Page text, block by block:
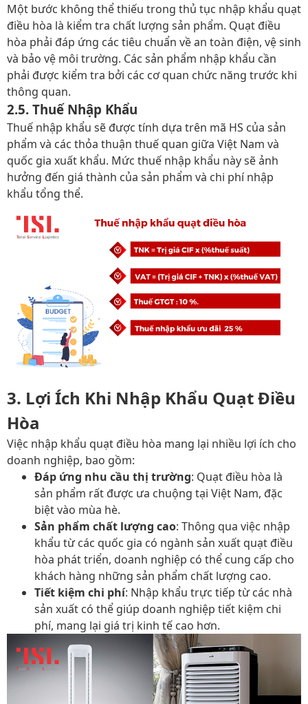
Một bước không thể thiếu trong thủ tục nhập khẩu quạt
điều hòa là kiểm tra chất lượng sản phẩm. Quạt điều
hòa phải đáp ứng các tiêu chuẩn về an toàn điện, vệ sinh
và bảo vệ môi trường. Các sản phẩm nhập khẩu cần
phải được kiểm tra bởi các cơ quan chức năng trước khi
thông quan.
2.5. Thuế Nhập Khẩu
Thuế nhập khẩu sẽ được tính dựa trên mã HS của sản
phẩm và các thỏa thuận thuế quan giữa Việt Nam và
quốc gia xuất khẩu. Mức thuế nhập khẩu này sẽ ảnh
hưởng đến giá thành của sản phẩm và chi phí nhập
khẩu tổng thể.
3. Lợi Ích Khi Nhập Khẩu Quạt Điều
Hòa
Việc nhập khẩu quạt điều hòa mang lại nhiều lợi ích cho
doanh nghiệp, bao gồm:
Đáp ứng nhu cầu thị trường: Quạt điều hòa là
sản phẩm rất được ưa chuộng tại Việt Nam, đặc
biệt vào mùa hè.
Sản phẩm chất lượng cao: Thông qua việc nhập
khẩu từ các quốc gia có ngành sản xuất quạt điều
hòa phát triển, doanh nghiệp có thể cung cấp cho
khách hàng những sản phẩm chất lượng cao.
Tiết kiệm chi phí: Nhập khẩu trực tiếp từ các nhà
sản xuất có thể giúp doanh nghiệp tiết kiệm chi
phí, mang lại giá trị kinh tế cao hơn.